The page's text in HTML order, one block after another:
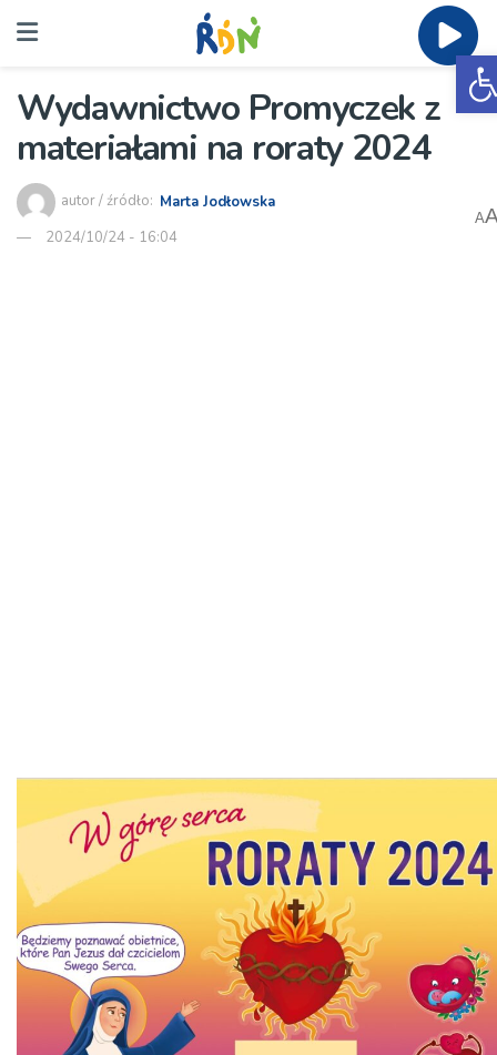
Wydawnictwo Promyczek z
materiałami na roraty 2024
autor / źródło: Marta Jodłowska
2024/10/24 - 16:04
A